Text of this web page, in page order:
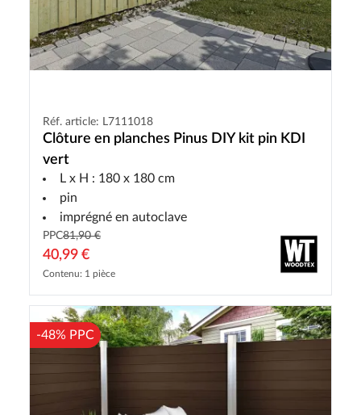
Réf. article: L7111018
Clôture en planches Pinus DIY kit pin KDI
vert
L x H : 180 x 180 cm
pin
imprégné en autoclave
PPC81,90 €
40,99 €
Contenu: 1 pièce
-48% PPC